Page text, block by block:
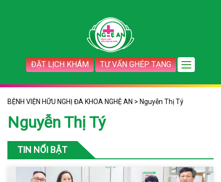
ĐẶT LỊCH KHÁM TƯ VẤN GHÉP TẠNG
BỆNH VIỆN HỮU NGHỊ ĐA KHOA NGHỆ AN > Nguyễn Thị Tý
Nguyễn Thị Tý
TIN NỔI BẬT